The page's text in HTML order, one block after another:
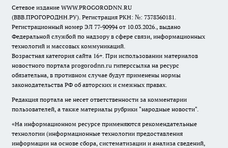
Сетевое издание WWW.PROGORODNN.RU
(ВВВ.ПРОГОРОДНН.РУ). Регистрация РКН: №: 7378360181.
Регистрационный номер ЭЛ 77-90994 от 10.03.2026., выдано
Федеральной службой по надзору в сфере связи, информационных
технологий и массовых коммуникаций.
Возрастная категория сайта 16+. При использовании материалов
новостного портала progorodnn.ru гиперссылка на ресурс
обязательна, в противном случае будут применены нормы
законодательства РФ об авторских и смежных правах.
Редакция портала не несет ответственности за комментарии
пользователей, а также материалы рубрики "народные новости".
«На информационном ресурсе применяются рекомендательные
технологии (информационные технологии предоставления
информации на основе сбора, систематизации и анализа сведений,